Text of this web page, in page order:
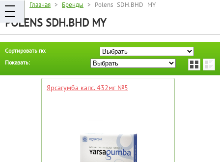
Главная > Бренды > Polens SDH.BHD MY
POLENS SDH.BHD MY
Сортировать по:
Показать:
Ярсагумба капс. 432мг №5